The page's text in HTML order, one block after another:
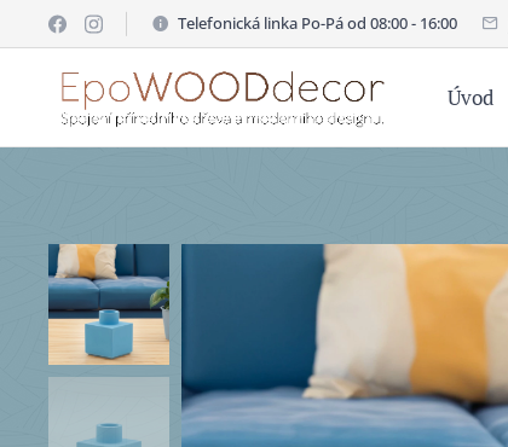
Telefonická linka Po-Pá od 08:00 - 16:00
Úvod